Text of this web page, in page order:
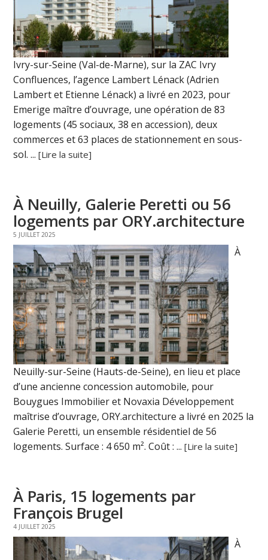
Ivry-sur-Seine (Val-de-Marne), sur la ZAC Ivry
Confluences, l’agence Lambert Lénack (Adrien
Lambert et Etienne Lénack) a livré en 2023, pour
Emerige maître d’ouvrage, une opération de 83
logements (45 sociaux, 38 en accession), deux
commerces et 63 places de stationnement en sous-
sol. ...[Lire la suite]
À Neuilly, Galerie Peretti ou 56
logements par ORY.architecture
5 JUILLET 2025
À
Neuilly-sur-Seine (Hauts-de-Seine), en lieu et place
d’une ancienne concession automobile, pour
Bouygues Immobilier et Novaxia Développement
maîtrise d’ouvrage, ORY.architecture a livré en 2025 la
Galerie Peretti, un ensemble résidentiel de 56
logements. Surface : 4 650 m². Coût : ...[Lire la suite]
À Paris, 15 logements par
François Brugel
4 JUILLET 2025
À